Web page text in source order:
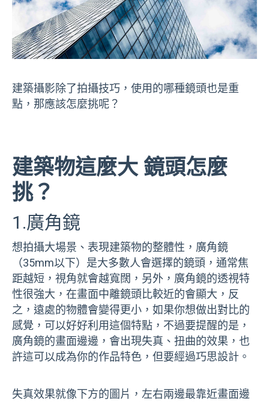
建築攝影除了拍攝技巧，使用的哪種鏡頭也是重
點，那應該怎麼挑呢？
建築物這麼大 鏡頭怎麼
挑？
1.廣角鏡
想拍攝大場景、表現建築物的整體性，廣角鏡
（35mm以下）是大多數人會選擇的鏡頭，通常焦
距越短，視角就會越寬闊，另外，廣角鏡的透視特
性很強大，在畫面中離鏡頭比較近的會顯大，反
之，遠處的物體會變得更小，如果你想做出對比的
感覺，可以好好利用這個特點，不過要提醒的是，
廣角鏡的畫面邊邊，會出現失真、扭曲的效果，也
許這可以成為你的作品特色，但要經過巧思設計。
失真效果就像下方的圖片，左右兩邊最靠近畫面邊